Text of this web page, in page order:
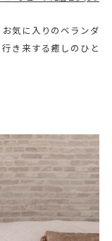
気に入りのベランダ
き来する癒しのひと